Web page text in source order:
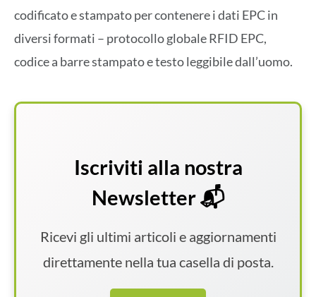
codificato e stampato per contenere i dati EPC in
diversi formati – protocollo globale RFID EPC,
codice a barre stampato e testo leggibile dall’uomo.
Iscriviti alla nostra
Newsletter 📬
Ricevi gli ultimi articoli e aggiornamenti
direttamente nella tua casella di posta.